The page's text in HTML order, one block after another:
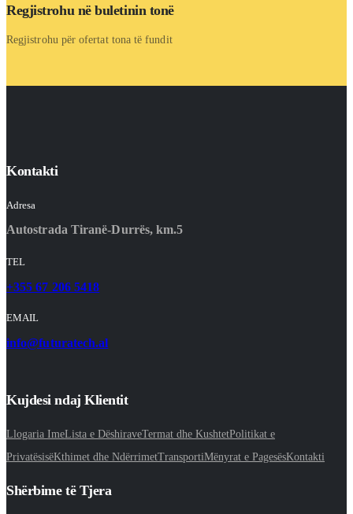
Regjistrohu në buletinin tonë
Regjistrohu për ofertat tona të fundit
Kontakti
Adresa
Autostrada Tiranë-Durrës, km.5
TEL
+355 67 206 5418
EMAIL
info@futuratech.al
Kujdesi ndaj Klientit
Llogaria ImeLista e DëshiraveTermat dhe KushtetPolitikat e
PrivatësisëKthimet dhe NdërrimetTransportiMënyrat e PagesësKontakti
Shërbime të Tjera